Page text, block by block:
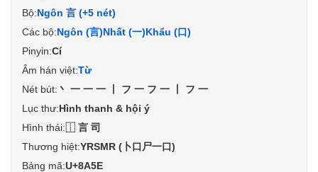
Bộ:Ngôn 言 (+5 nét)
Các bộ:Ngôn (言)Nhất (一)Khẩu (口)
Pinyin:Cí
Âm hán việt:Từ
Nét bút: 丶一一一丨フ一フ一丨フ一
Lục thư:Hình thanh & hội ý
Hình thái:⿰言司
Thương hiệt:YRSMR (卜口尸一口)
Bảng mã:U+8A5E